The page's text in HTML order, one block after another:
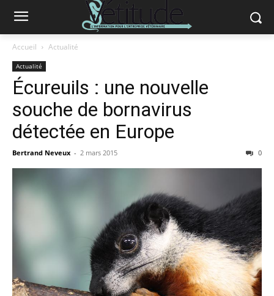
Accueil Actualité
Actualité
Écureuils : une nouvelle
souche de bornavirus
détectée en Europe
Bertrand Neveux - 2 mars 2015 0